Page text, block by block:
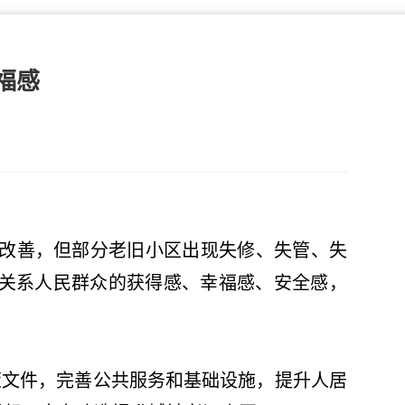
感
，但部分老旧小区出现失修、失管、失
人民群众的获得感、幸福感、安全感，
，完善公共服务和基础设施，提升人居